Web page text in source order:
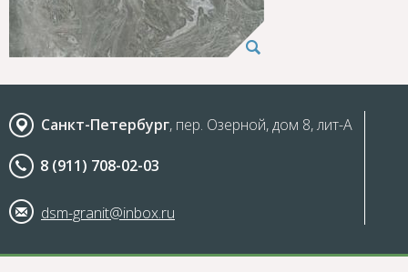
Санкт-Петербург, пер. Озерной, дом 8, лит-А
8 (911) 708-02-03
dsm-granit@inbox.ru